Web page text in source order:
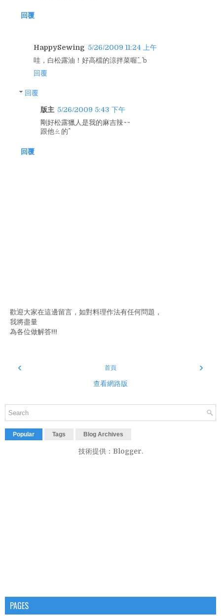
回覆
HappySewing 5/26/2009 11:24 上午
哇，白松露油！好高檔的涼拌菜喔^_^ｂ
回覆
回覆
版主 5/26/2009 5:43 下午
剛好松露獵人是我的麻吉辣~~
跟他ㄠ的^^
回覆
歡迎大家在這邊留言，如對料理作法有任何問題，
我將盡量
為各位做解答!!!
‹ ›
首頁
查看網路版
Popular Tags Blog Archives
技術提供： Blogger.
PAGES